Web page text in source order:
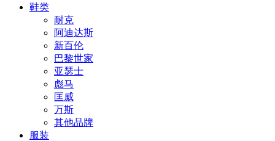
鞋类
耐克
阿迪达斯
新百伦
巴黎世家
亚瑟士
彪马
匡威
万斯
其他品牌
服装